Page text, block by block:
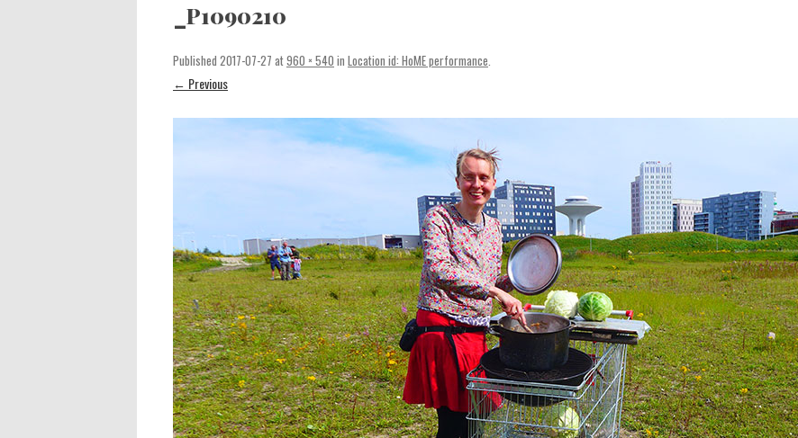
_P1090210
Published 2017-07-27 at960 × 540 in Location id: HoME performance.
← Previous